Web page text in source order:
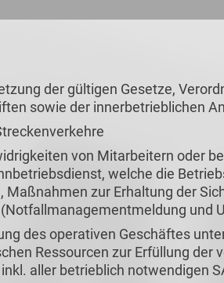
der gültigen Gesetze,
sowie der innerbetrieblichen
von Mitarbeitern oder
welche die
Maßnahmen zur Erhaltung der
und
des operativen Geschäftes
Ressourcen zur Erfüllung der
aller betrieblich notwendigen